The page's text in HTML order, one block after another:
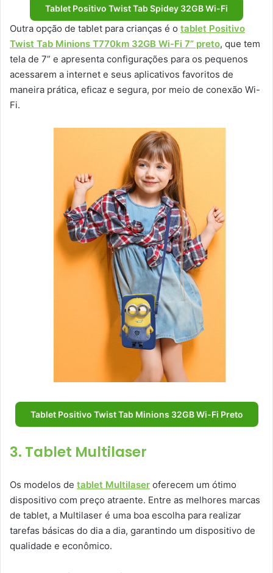
Tablet Positivo Twist Tab Spidey 32GB Wi-Fi
Outra opção de tablet para crianças é o tablet Positivo
Twist Tab Minions T770km 32GB Wi-Fi 7” preto, que tem
tela de 7” e apresenta configurações para os pequenos
acessarem a internet e seus aplicativos favoritos de
maneira prática, eficaz e segura, por meio de conexão Wi-
Fi.
Tablet Positivo Twist Tab Minions 32GB Wi-Fi Preto
3. Tablet Multilaser
Os modelos de tablet Multilaser oferecem um ótimo
dispositivo com preço atraente. Entre as melhores marcas
de tablet, a Multilaser é uma boa escolha para realizar
tarefas básicas do dia a dia, garantindo um dispositivo de
qualidade e econômico.